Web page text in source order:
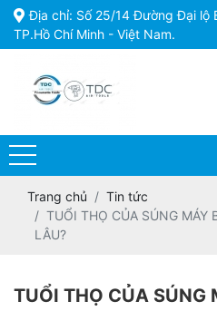
Địa chỉ: Số 25/14 Đường Đại lộ
TP.Hồ Chí Minh - Việt Nam.
Trang chủ
Tin tức
TUỔI THỌ CỦA SÚNG MÁY
LÂU?
TUỔI THỌ CỦA SÚNG